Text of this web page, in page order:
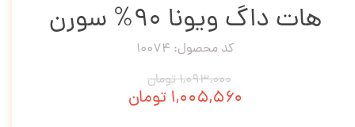
هات داگ ویونا 90% سورن
کد محصول: 10074
۱,۰۹۳,۰۰۰ تومان
۱,۰۰۵,۵۶۰ تومان